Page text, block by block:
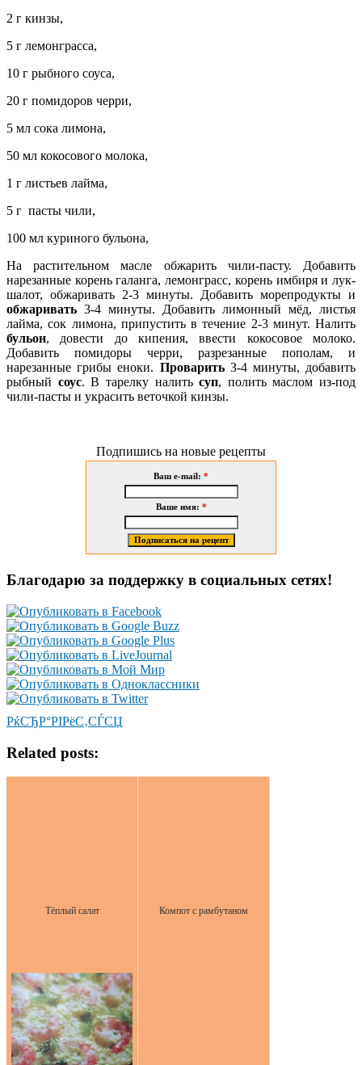
2 г кинзы,
5 г лемонграсса,
10 г рыбного соуса,
20 г помидоров черри,
5 мл сока лимона,
50 мл кокосового молока,
1 г листьев лайма,
5 г пасты чили,
100 мл куриного бульона,
На растительном масле обжарить чили-пасту. Добавить
нарезанные корень галанга, лемонграсс, корень имбиря и лук-
шалот, обжаривать 2-3 минуты. Добавить морепродукты и
обжаривать 3-4 минуты. Добавить лимонный мёд, листья
лайма, сок лимона, припустить в течение 2-3 минут. Налить
бульон, довести до кипения, ввести кокосовое молоко.
Добавить помидоры черри, разрезанные пополам, и
нарезанные грибы еноки. Проварить3-4 минуты, добавить
рыбный соус. В тарелку налитьсуп, полить маслом из-под
чили-пасты и украсить веточкой кинзы.
Подпишись на новые рецепты
Ваш e-mail: *
Ваше имя: *
Благодарю за поддержку в социальных сетях!
РќСЂР°РІРёС‚СЃСЏ
Related posts:
Тёплый салат Компот с рамбутаном